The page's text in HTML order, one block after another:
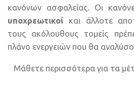
κανόνων ασφαλείας. Οι
υποχρεωτικοί και άλλοτε
τους ακόλουθους τομείς
πλάνο ενεργειών που θα
Μάθετε περισσότερα για τα